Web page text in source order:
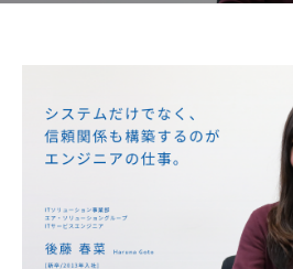
員
イ
ン
タ